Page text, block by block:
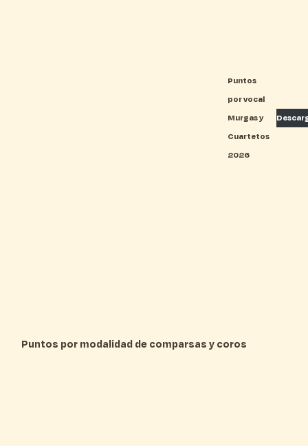
Puntos
por vocal
Murgas y
Cuartetos
2026
Puntos por modalidad de comparsas y coros